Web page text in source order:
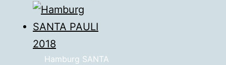
Hamburg SANTA